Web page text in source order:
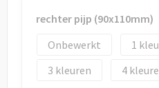
rechter pijp (90x110mm)
Onbewerkt
1
3
4